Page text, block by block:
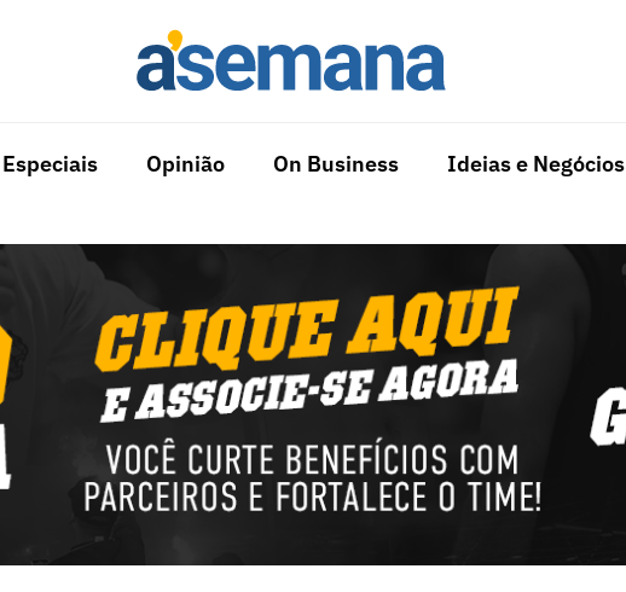
Especiais Opinião On Business Ideias e Negócios